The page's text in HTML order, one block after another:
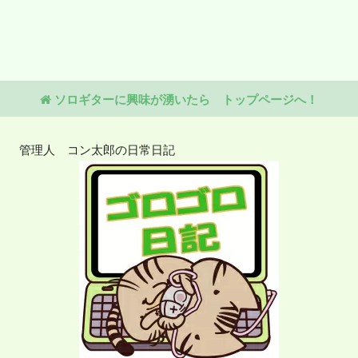
ソロギターに興味が湧いたら トップページへ！
管理人 コン太郎の日常日記